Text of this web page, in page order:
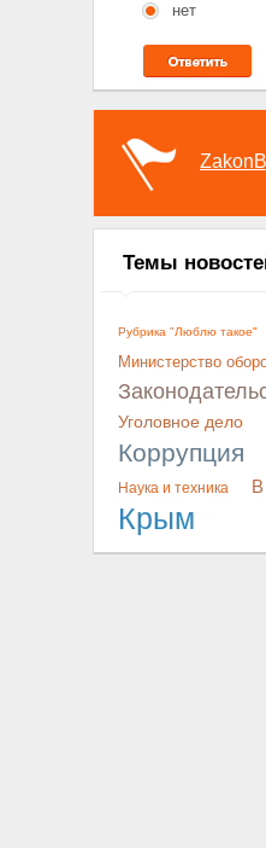
нет
Темы
Рубрика "Люблю такое"
Министерство
Уголовное дело
Коррупция
Наука и техника
Крым